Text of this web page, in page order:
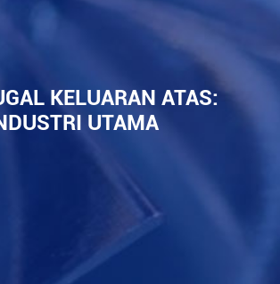
KELUARAN ATAS:
UTAMA